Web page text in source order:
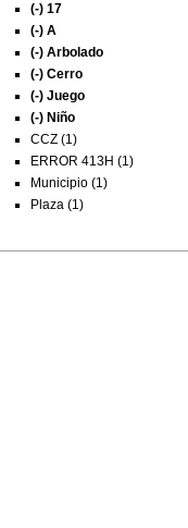
(-) 17
(-) A
(-) Arbolado
(-) Cerro
(-) Juego
(-) Niño
CCZ (1)
ERROR 413H (1)
Municipio (1)
Plaza (1)